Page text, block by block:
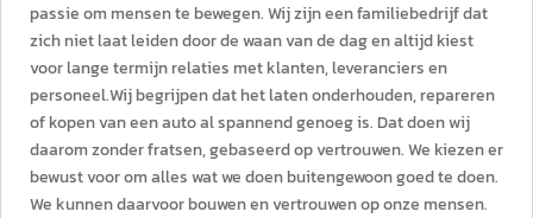
passie om mensen te bewegen. Wij zijn een familiebedrijf dat
zich niet laat leiden door de waan van de dag en altijd kiest
voor lange termijn relaties met klanten, leveranciers en
personeel.Wij begrijpen dat het laten onderhouden, repareren
of kopen van een auto al spannend genoeg is. Dat doen wij
daarom zonder fratsen, gebaseerd op vertrouwen. We kiezen er
bewust voor om alles wat we doen buitengewoon goed te doen.
We kunnen daarvoor bouwen en vertrouwen op onze mensen.